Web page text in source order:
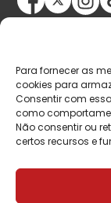
Para fornecer as
cookies para
Consentir com
como
Não consentir ou
certos recursos e
© Copyright